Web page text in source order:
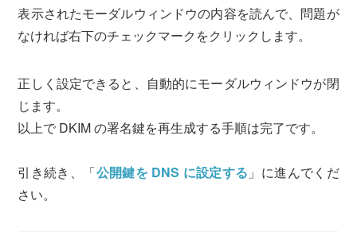
表示されたモーダルウィンドウの内容を読んで、問題が
なければ右下のチェックマークをクリックします。
正しく設定できると、自動的にモーダルウィンドウが閉
じます。
以上で DKIM の署名鍵を再生成する手順は完了です。
引き続き、「公開鍵を DNS に設定する 」に進んでくだ
さい。